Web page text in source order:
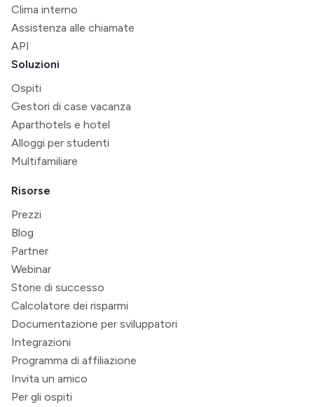
Clima interno
Assistenza alle chiamate
API
Soluzioni
Ospiti
Gestori di case vacanza
Aparthotels e hotel
Alloggi per studenti
Multifamiliare
Risorse
Prezzi
Blog
Partner
Webinar
Storie di successo
Calcolatore dei risparmi
Documentazione per sviluppatori
Integrazioni
Programma di affiliazione
Invita un amico
Per gli ospiti